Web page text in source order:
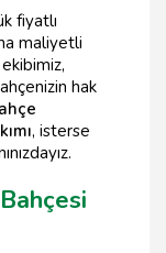
fiyatlı
maliyetli
ekibimiz,
hak
, isterse